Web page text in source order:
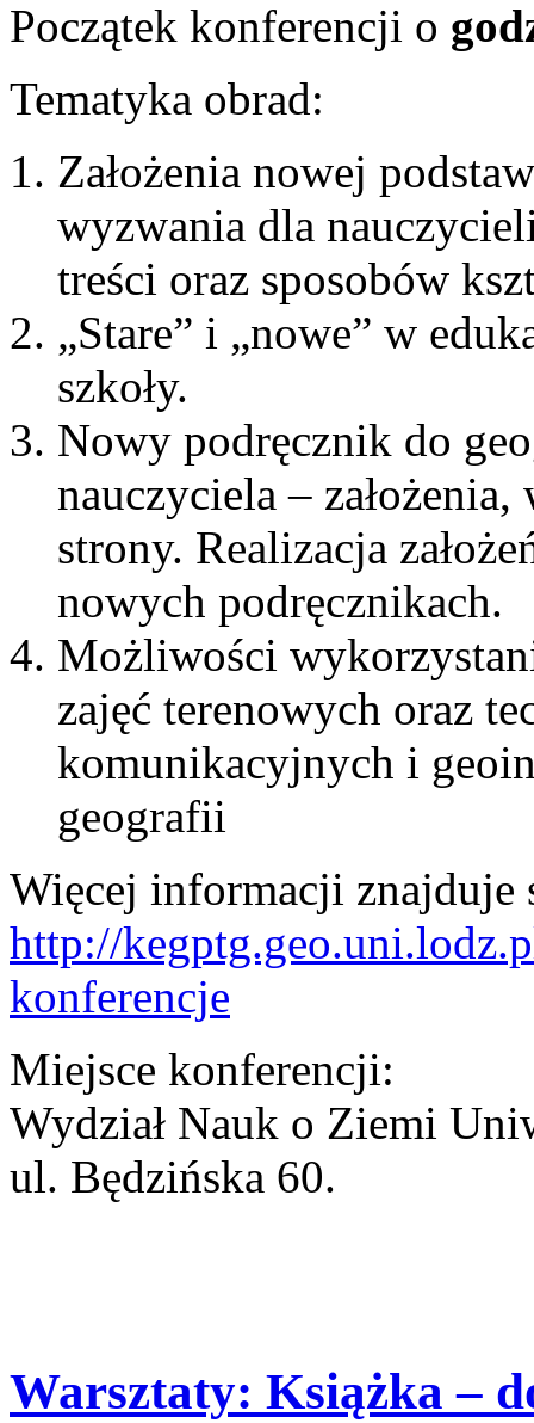
Początek konferencji o
Tematyka obrad:
Założenia nowej
wyzwania dla
treści oraz sposobów
„Stare” i „nowe” w
szkoły.
Nowy podręcznik do
nauczyciela –
strony. Realizacja
nowych podręcznikach.
Możliwości
zajęć terenowych oraz
komunikacyjnych i
geografii
Więcej informacji znajduje
http://
konferencje
Miejsce konferencji:
Wydział Nauk o Ziemi
ul. Będzińska 60.
Warsztaty: Książka –